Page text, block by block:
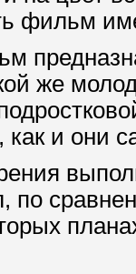
фильм
же
как и они
по